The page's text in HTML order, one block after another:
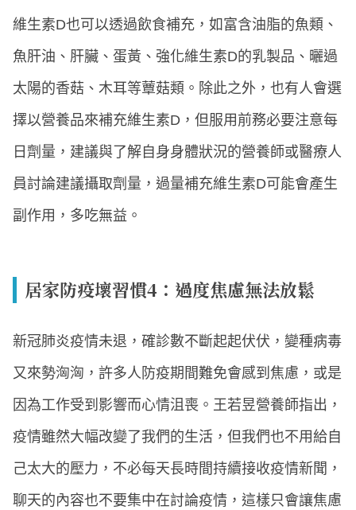
維生素D也可以透過飲食補充，如富含油脂的魚類、
魚肝油、肝臟、蛋黃、強化維生素D的乳製品、曬過
太陽的香菇、木耳等蕈菇類。除此之外，也有人會選
擇以營養品來補充維生素D，但服用前務必要注意每
日劑量，建議與了解自身身體狀況的營養師或醫療人
員討論建議攝取劑量，過量補充維生素D可能會產生
副作用，多吃無益。
居家防疫壞習慣4：過度焦慮無法放鬆
新冠肺炎疫情未退，確診數不斷起起伏伏，變種病毒
又來勢洶洶，許多人防疫期間難免會感到焦慮，或是
因為工作受到影響而心情沮喪。王若昱營養師指出，
疫情雖然大幅改變了我們的生活，但我們也不用給自
己太大的壓力，不必每天長時間持續接收疫情新聞，
聊天的內容也不要集中在討論疫情，這樣只會讓焦慮